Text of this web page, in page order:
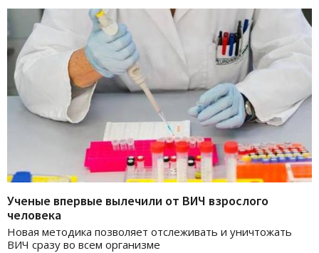
Ученые впервые вылечили от ВИЧ взрослого
человека
Новая методика позволяет отслеживать и уничтожать
ВИЧ сразу во всем организме